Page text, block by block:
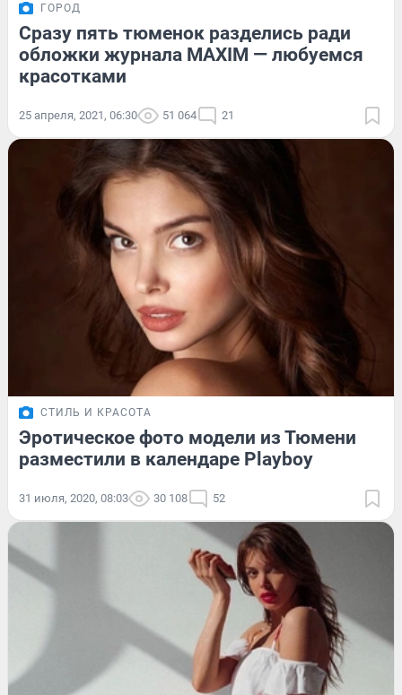
ГОРОД
Сразу пять тюменок разделись ради
обложки журнала MAXIM — любуемся
красотками
25 апреля, 2021, 06:30 51 064 21
СТИЛЬ И КРАСОТА
Эротическое фото модели из Тюмени
разместили в календаре Playboy
31 июля, 2020, 08:03 30 108 52